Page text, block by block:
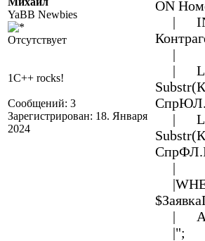
YaBB Newbies
Отсутствует
1C++ rocks!
Сообщений: 3
Зарегистрирован: 18. Января
2024
ON
|
|
|
|
|
|
|";